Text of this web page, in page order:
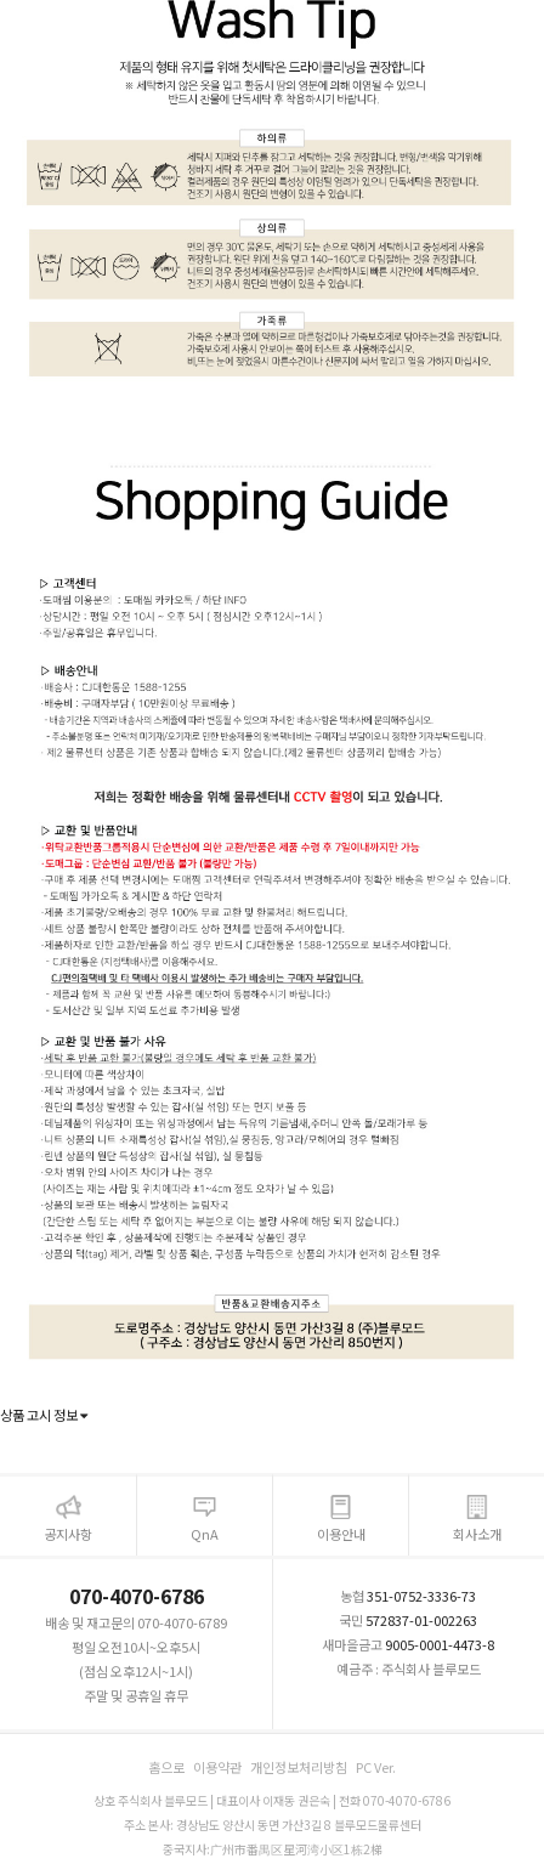
상품 고시 정보
공지사항 QnA 이용안내 회사소개
070-4070-6786
배송 및 재고문의 070-4070-6789
평일 오전10시~오후5시
(점심 오후12시~1시)
주말 및 공휴일 휴무
농협351-0752-3336-73
국민 572837-01-002263
새마을금고9005-0001-4473-8
예금주 : 주식회사 블루모드
홈으로 이용약관 개인정보처리방침 PC Ver.
상호 주식회사 블루모드 | 대표이사 이재동 권은숙 | 전화 070-4070-6786
주소 본사: 경상남도 양산시 동면 가산3길 8 블루모드물류센터
중국지사:广州市番禺区星河湾小区1栋2梯